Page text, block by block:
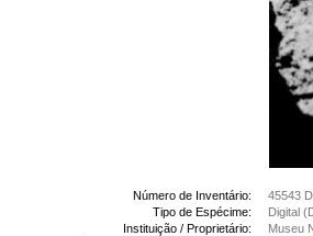
Número de Inventário:
45543
Tipo de Espécime:
Digital
Instituição / Proprietário:
Museu